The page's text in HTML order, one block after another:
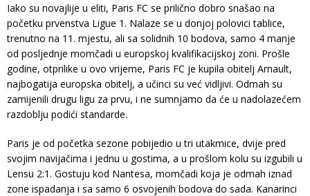
Iako su novajlije u eliti, Paris FC se prilično dobro snašao na
početku prvenstva Ligue 1. Nalaze se u donjoj polovici tablice,
trenutno na 11. mjestu, ali sa solidnih 10 bodova, samo 4 manje
od posljednje momčadi u europskoj kvalifikacijskoj zoni. Prošle
godine, otprilike u ovo vrijeme, Paris FC je kupila obitelj Arnault,
najbogatija europska obitelj, a učinci su već vidljivi. Odmah su
zamijenili drugu ligu za prvu, i ne sumnjamo da će u nadolazećem
razdoblju podići standarde.
Paris je od početka sezone pobijedio u tri utakmice, dvije pred
svojim navijačima i jednu u gostima, a u prošlom kolu su izgubili u
Lensu 2:1. Gostuju kod Nantesa, momčadi koja je odmah iznad
zone ispadanja i sa samo 6 osvojenih bodova do sada. Kanarinci